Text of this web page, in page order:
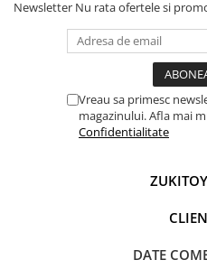
Newsletter Nu rata ofertele si
Vreau sa primesc
magazinului. Afla mai
Confidentialitate
DATE